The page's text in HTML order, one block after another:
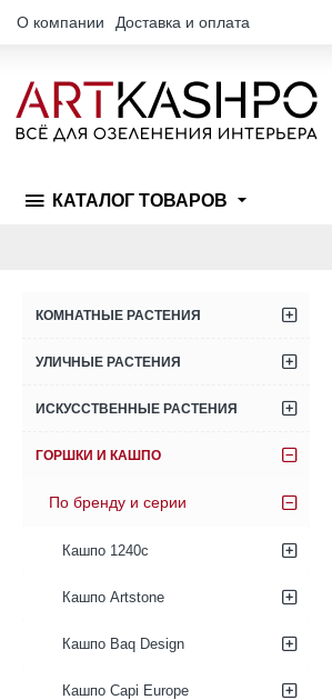
О компании Доставка и оплата
КАТАЛОГ ТОВАРОВ
КОМНАТНЫЕ РАСТЕНИЯ
УЛИЧНЫЕ РАСТЕНИЯ
ИСКУССТВЕННЫЕ РАСТЕНИЯ
ГОРШКИ И КАШПО
По бренду и серии
Кашпо 1240c
Кашпо Artstone
Кашпо Baq Design
Кашпо Capi Europe